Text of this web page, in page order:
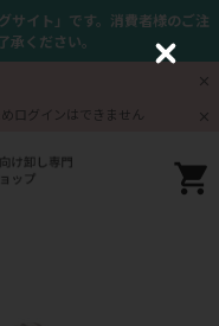
サイト」です。消費者様のご注
ください。
ログインはできません
C